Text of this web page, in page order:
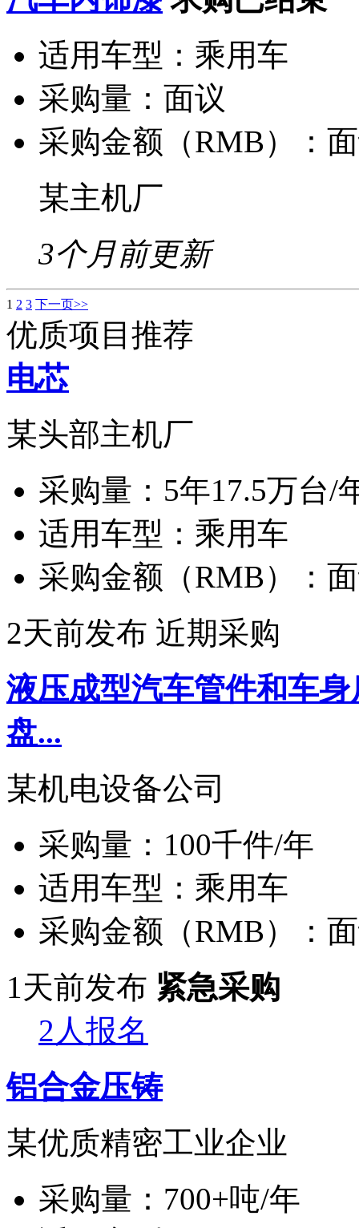
适用车型： 乘用车
采购量： 面议
采购金额（RMB）：
某主机厂
3个月前更新
1 2 3 下一页>>
优质项目推荐
电芯
某头部主机厂
采购量： 5年17.5万台/
适用车型： 乘用车
采购金额（RMB）：
2天前发布 近期采购
液压成型汽车管件和车
盘...
某机电设备公司
采购量： 100千件/年
适用车型： 乘用车
采购金额（RMB）：
1天前发布 紧急采购
2人报名
铝合金压铸
某优质精密工业企业
采购量： 700+吨/年